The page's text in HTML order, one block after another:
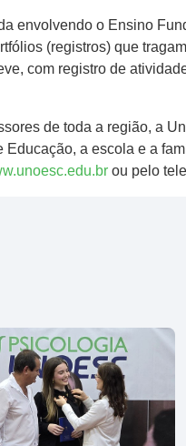
envolvendo o Ensino
(registros) que
com registro de
de toda a região, a
a escola e a
ou pelo